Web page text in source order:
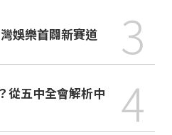
娛樂首闢新賽道 3
4